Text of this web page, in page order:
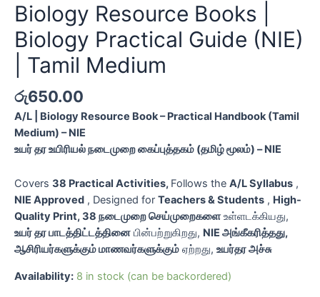
Biology Resource Books |
Biology Practical Guide (NIE)
| Tamil Medium
රු650.00
A/L | Biology Resource Book – Practical Handbook (Tamil
Medium) – NIE
உயர் தர உயிரியல் நடைமுறை கைப்புத்தகம் (தமிழ் மூலம்) – NIE
Covers 38 Practical Activities, Follows the A/L Syllabus ,
NIE Approved , Designed for Teachers & Students , High-
Quality Print,38 நடைமுறை செய்முறைகளைஉள்ளடக்கியது,
உயர் தர பாடத்திட்டத்தினை பின்பற்றுகிறது, NIE அங்கீகரித்தது,
ஆசிரியர்களுக்கும் மாணவர்களுக்கும் ஏற்றது, உயர்தர அச்சு
Availability: 8 in stock (can be backordered)